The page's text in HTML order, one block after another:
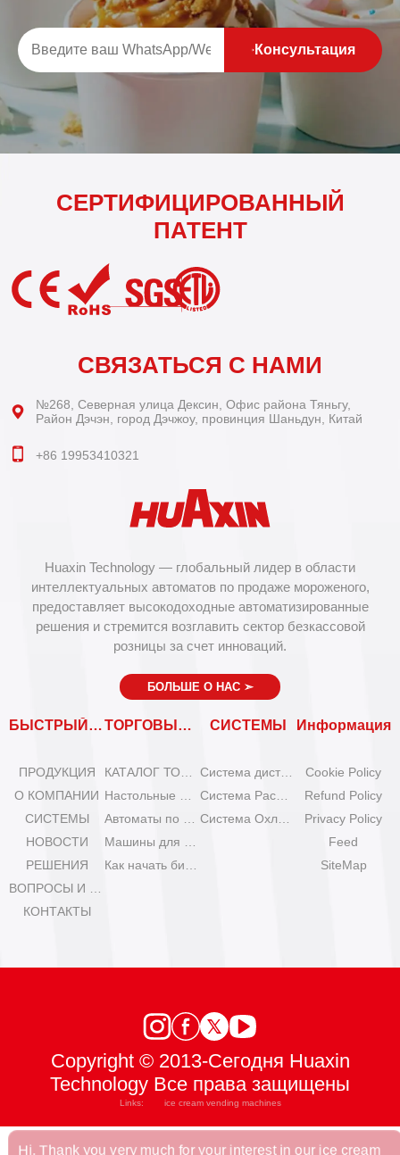
Консультация
Huaxin Technology — глобальный лидер в области
интеллектуальных автоматов по продаже мороженого,
предоставляет высокодоходные автоматизированные
решения и стремится возглавить сектор безкассовой
розницы за счет инноваций.
БОЛЬШЕ О НАС ➣
БЫСТРЫЙ ВХОД
ПРОДУКЦИЯ
О КОМПАНИИ
СИСТЕМЫ
НОВОСТИ
РЕШЕНИЯ
КОНТАКТЫ
ТОРГОВЫЕ АВТОМАТЫ СИСТЕМЫ Информация
Cookie Policy
Refund Policy
Privacy Policy
Feed
SiteMap
СЕРТИФИЦИРОВАННЫЙ
ПАТЕНТ
СВЯЗАТЬСЯ С НАМИ
№268, Северная улица Дексин, Офис района Тяньгу,
Район Дэчэн, город Дэчжоу, провинция Шаньдун, Китай
+86 19953410321
Copyright © 2013-Сегодня Huaxin
Technology Все права защищены
Links: ice cream vending machines
Hi, Thank you very much for your interest in our ice cream